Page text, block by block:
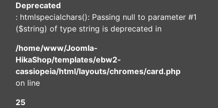
Deprecated
: htmlspecialchars(): Passing null to parameter #1
($string) of type string is deprecated in
/home/www/Joomla-
HikaShop/templates/ebw2-
cassiopeia/html/layouts/chromes/card.php
on line
25